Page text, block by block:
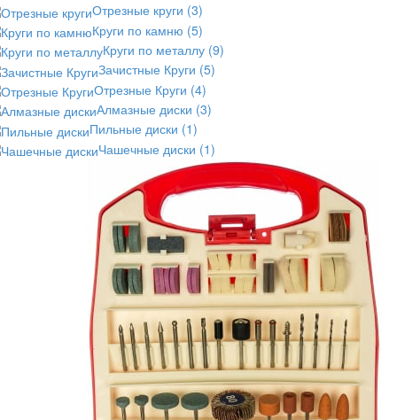
Отрезные круги (3)
Круги по камню (5)
Круги по металлу (9)
Зачистные Круги (5)
Отрезные Круги (4)
Алмазные диски (3)
Пильные диски (1)
Чашечные диски (1)